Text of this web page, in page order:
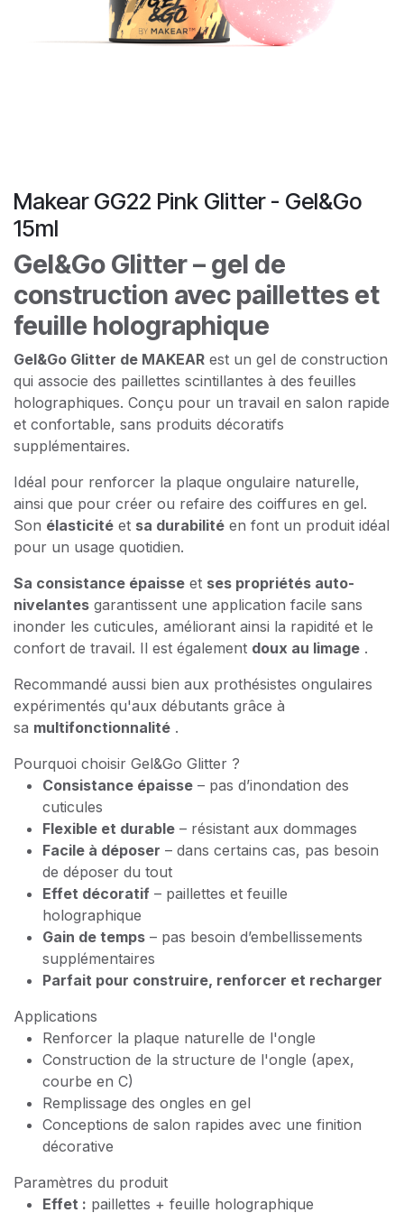
Makear GG22 Pink Glitter - Gel&Go
15ml
Gel&Go Glitter – gel de
construction avec paillettes et
feuille holographique
Gel&Go Glitter de MAKEAR est un gel de construction
qui associe des paillettes scintillantes à des feuilles
holographiques. Conçu pour un travail en salon rapide
et confortable, sans produits décoratifs
supplémentaires.
Idéal pour renforcer la plaque ongulaire naturelle,
ainsi que pour créer ou refaire des coiffures en gel.
Son élasticité et sa durabilité en font un produit idéal
pour un usage quotidien.
Sa consistance épaisse et ses propriétés auto-
nivelantes garantissent une application facile sans
inonder les cuticules, améliorant ainsi la rapidité et le
confort de travail. Il est également doux au limage .
Recommandé aussi bien aux prothésistes ongulaires
expérimentés qu'aux débutants grâce à
sa multifonctionnalité .
Pourquoi choisir Gel&Go Glitter ?
Consistance épaisse – pas d’inondation des
cuticules
Flexible et durable – résistant aux dommages
Facile à déposer – dans certains cas, pas besoin
de déposer du tout
Effet décoratif – paillettes et feuille
holographique
Gain de temps – pas besoin d’embellissements
supplémentaires
Parfait pour construire, renforcer et recharger
Applications
Renforcer la plaque naturelle de l'ongle
Construction de la structure de l'ongle (apex,
courbe en C)
Remplissage des ongles en gel
Conceptions de salon rapides avec une finition
décorative
Paramètres du produit
Effet : paillettes + feuille holographique